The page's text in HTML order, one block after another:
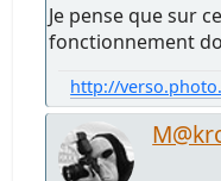
Je pense que sur
fonctionnement
http://